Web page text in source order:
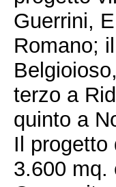
Guerrini,
Romano;
terzo a
quinto a
Il progetto
3.600 mq.